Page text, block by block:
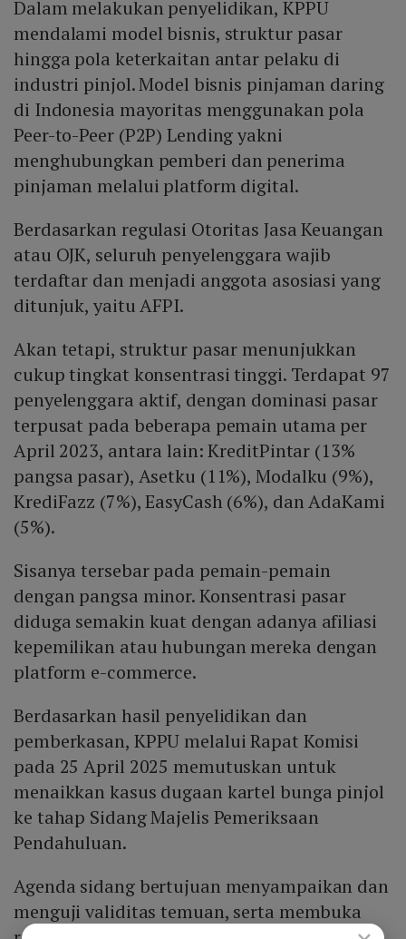
Dalam melakukan penyelidikan, KPPU
mendalami model bisnis, struktur pasar
hingga pola keterkaitan antar pelaku di
industri pinjol. Model bisnis pinjaman daring
di Indonesia mayoritas menggunakan pola
Peer-to-Peer (P2P) Lending yakni
menghubungkan pemberi dan penerima
pinjaman melalui platform digital.
Berdasarkan regulasi Otoritas Jasa Keuangan
atau OJK, seluruh penyelenggara wajib
terdaftar dan menjadi anggota asosiasi yang
ditunjuk, yaitu AFPI.
Akan tetapi, struktur pasar menunjukkan
cukup tingkat konsentrasi tinggi. Terdapat 97
penyelenggara aktif, dengan dominasi pasar
terpusat pada beberapa pemain utama per
April 2023, antara lain: KreditPintar (13%
pangsa pasar), Asetku (11%), Modalku (9%),
KrediFazz (7%), EasyCash (6%), dan AdaKami
(5%).
Sisanya tersebar pada pemain-pemain
dengan pangsa minor. Konsentrasi pasar
diduga semakin kuat dengan adanya afiliasi
kepemilikan atau hubungan mereka dengan
platform e-commerce.
Berdasarkan hasil penyelidikan dan
pemberkasan, KPPU melalui Rapat Komisi
pada 25 April 2025 memutuskan untuk
menaikkan kasus dugaan kartel bunga pinjol
ke tahap Sidang Majelis Pemeriksaan
Pendahuluan.
Agenda sidang bertujuan menyampaikan dan
menguji validitas temuan, serta membuka